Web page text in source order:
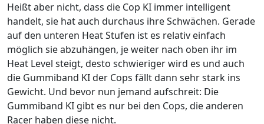
Heißt aber nicht, dass die Cop KI immer intelligent
handelt, sie hat auch durchaus ihre Schwächen. Gerade
auf den unteren Heat Stufen ist es relativ einfach
möglich sie abzuhängen, je weiter nach oben ihr im
Heat Level steigt, desto schwieriger wird es und auch
die Gummiband KI der Cops fällt dann sehr stark ins
Gewicht. Und bevor nun jemand aufschreit: Die
Gummiband KI gibt es nur bei den Cops, die anderen
Racer haben diese nicht.